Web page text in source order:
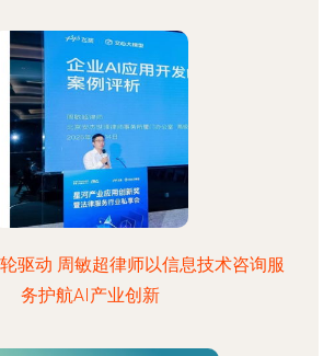
驱动 周敏超律师以信息技术咨询服
务护航AI产业创新